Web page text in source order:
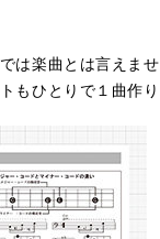
楽曲とは言えま
もひとりで１曲作り